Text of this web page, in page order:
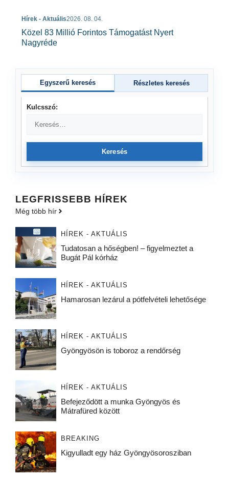
Hírek - Aktuális2026. 08. 04.
Közel 83 Millió Forintos Támogatást Nyert
Nagyréde
Egyszerű keresés Részletes keresés
Kulcsszó:
Keresés
LEGFRISSEBB HÍREK
Még több hír
HÍREK - AKTUÁLIS
Tudatosan a hőségben! – figyelmeztet a
Bugát Pál kórház
HÍREK - AKTUÁLIS
Hamarosan lezárul a pótfelvételi lehetősége
HÍREK - AKTUÁLIS
Gyöngyösön is toboroz a rendőrség
HÍREK - AKTUÁLIS
Befejeződött a munka Gyöngyös és
Mátrafüred között
BREAKING
Kigyulladt egy ház Gyöngyösorosziban